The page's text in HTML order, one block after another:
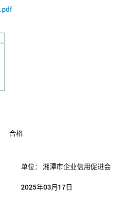
合格
单位： 湘潭市企业信用促进会
2025年03月17日